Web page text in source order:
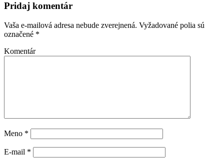
Pridaj komentár
Vaša e-mailová adresa nebude zverejnená. Vyžadované polia sú
označené *
Komentár
Meno *
E-mail *